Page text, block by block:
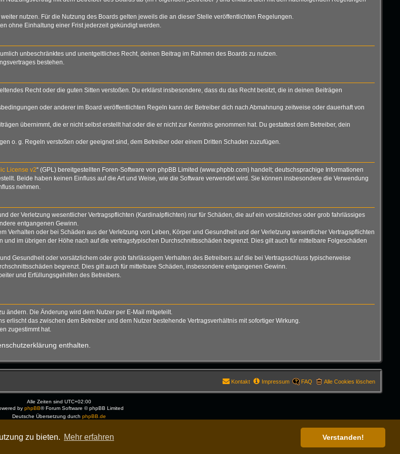
zu bieten. Mehr erfahren Verstanden!
nutzen. Für die Nutzung des Boards gelten jeweils die an dieser Stelle veröffentlichten Regelungen.
ohne Einhaltung einer Frist jederzeit gekündigt werden.
unbeschränktes und unentgeltliches Recht, deinen Beitrag im Rahmen des Boards zu nutzen.
bestehen.
Recht oder die guten Sitten verstoßen. Du erklärst insbesondere, dass du das Recht besitzt, die in deinen Beiträgen
oder anderer im Board veröffentlichten Regeln kann der Betreiber dich nach Abmahnung zeitweise oder dauerhaft von
übernimmt, die er nicht selbst erstellt hat oder die er nicht zur Kenntnis genommen hat. Du gestattest dem Betreiber, dein
o. g. Regeln verstoßen oder geeignet sind, dem Betreiber oder einem Dritten Schaden zuzufügen.
License v2“ (GPL) bereitgestellten Foren-Software von phpBB Limited (www.phpbb.com) handelt; deutschsprachige Informationen
Beide haben keinen Einfluss auf die Art und Weise, wie die Software verwendet wird. Sie können insbesondere die Verwendung
nehmen.
der Verletzung wesentlicher Vertragspflichten (Kardinalpflichten) nur für Schäden, die auf ein vorsätzliches oder grob fahrlässiges
entgangenen Gewinn.
Verhalten oder bei Schäden aus der Verletzung von Leben, Körper und Gesundheit und der Verletzung wesentlicher Vertragspflichten
im übrigen der Höhe nach auf die vertragstypischen Durchschnittsschäden begrenzt. Dies gilt auch für mittelbare Folgeschäden
Gesundheit oder vorsätzlichem oder grob fahrlässigem Verhalten des Betreibers auf die bei Vertragsschluss typischerweise
begrenzt. Dies gilt auch für mittelbare Schäden, insbesondere entgangenen Gewinn.
und Erfüllungsgehilfen des Betreibers.
ändern. Die Änderung wird dem Nutzer per E-Mail mitgeteilt.
das zwischen dem Betreiber und dem Nutzer bestehende Vertragsverhältnis mit sofortiger Wirkung.
zugestimmt hat.
enthalten.
Alle Cookies löschen
FAQ
Impressum
Kontakt
Alle Zeiten sindUTC+02:00
by phpBB® Forum Software © phpBB Limited
Deutsche Übersetzung durchphpBB.de